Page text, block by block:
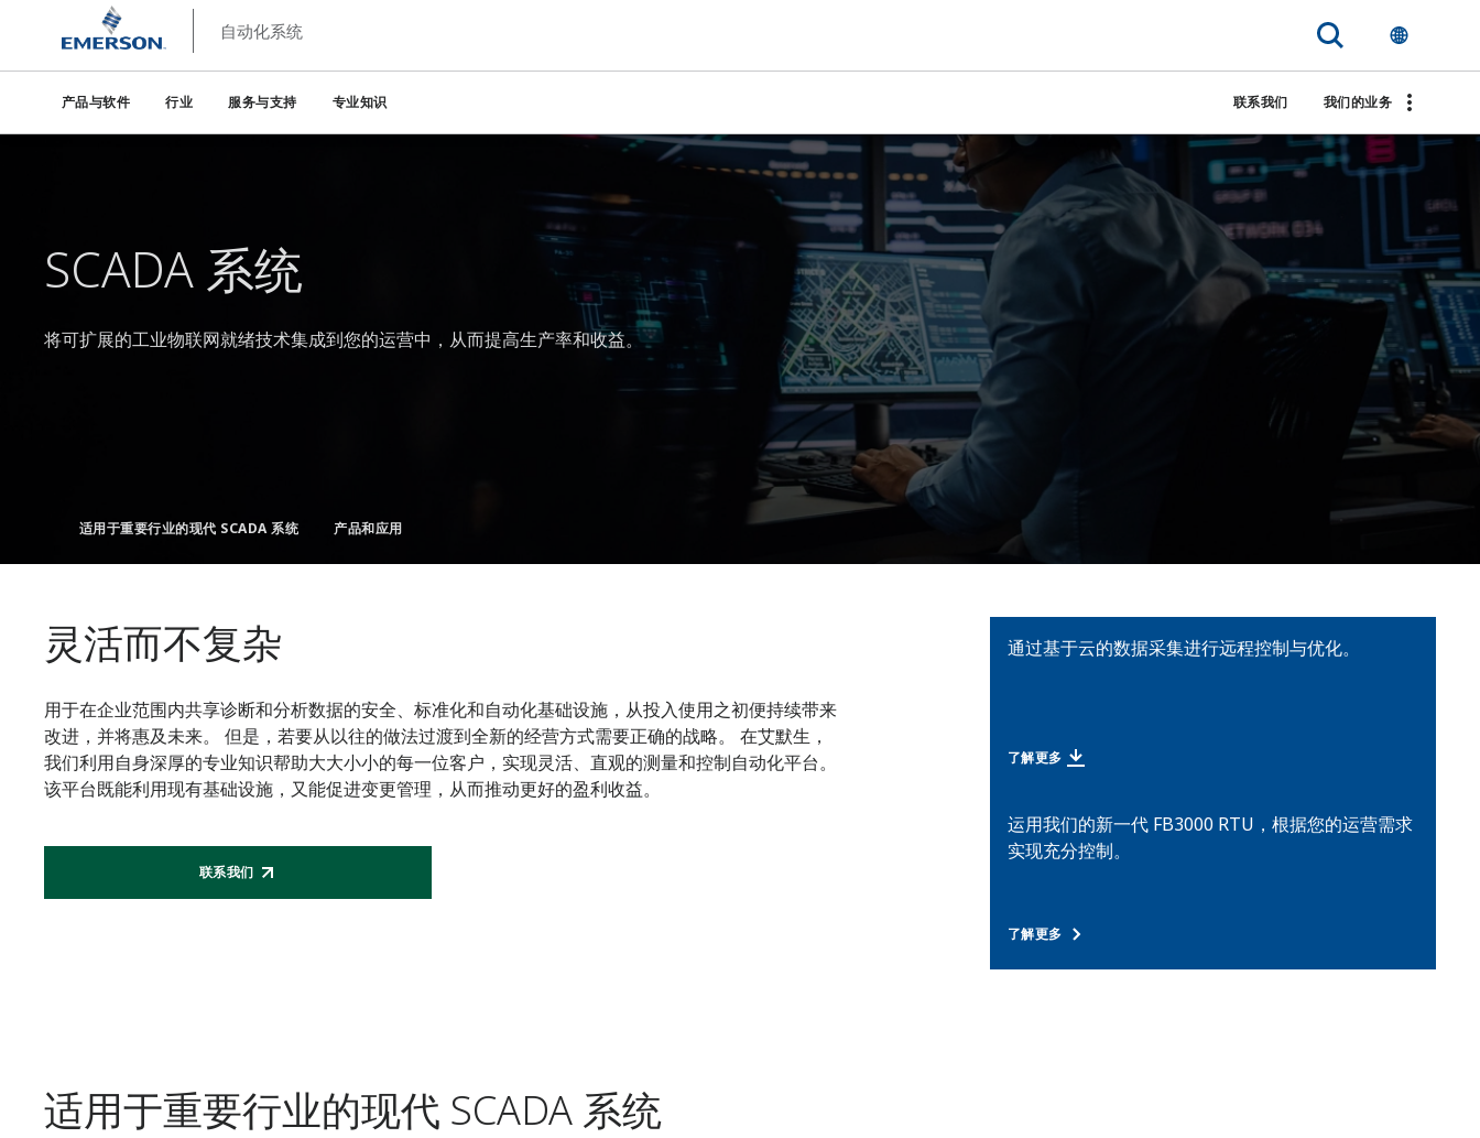
自动化系统
产品与软件 行业 服务与支持 专业知识 联系我们 我们的业务
SCADA 系统
将可扩展的工业物联网就绪技术集成到您的运营中，从而提高生产率和收益。
适用于重要行业的现代 SCADA 系统 产品和应用
灵活而不复杂
用于在企业范围内共享诊断和分析数据的安全、标准化和自动化基础设施，从投入使用之初便持续带来
改进，并将惠及未来。 但是，若要从以往的做法过渡到全新的经营方式需要正确的战略。 在艾默生，
我们利用自身深厚的专业知识帮助大大小小的每一位客户，实现灵活、直观的测量和控制自动化平台。
该平台既能利用现有基础设施，又能促进变更管理，从而推动更好的盈利收益。
联系我们
通过基于云的数据采集进行远程控制与优化。
了解更多
运用我们的新一代 FB3000 RTU，根据您的运营需求
实现充分控制。
了解更多
适用于重要行业的现代 SCADA 系统